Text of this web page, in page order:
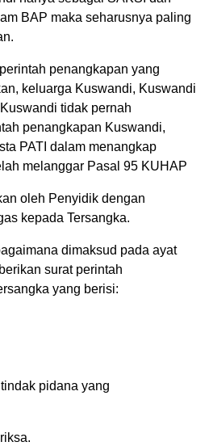
BAP maka seharusnya paling
penangkapan yang
keluarga Kuswandi, Kuswandi
tidak pernah
penangkapan Kuswandi,
PATI dalam menangkap
melanggar Pasal 95 KUHAP
oleh Penyidik dengan
kepada Tersangka.
dimaksud pada ayat
surat perintah
yang berisi:
pidana yang